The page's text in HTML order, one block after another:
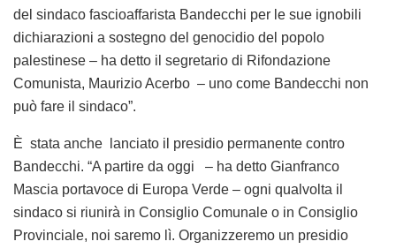
del sindaco fascioaffarista Bandecchi per le sue ignobili
dichiarazioni a sostegno del genocidio del popolo
palestinese – ha detto il segretario di Rifondazione
Comunista, Maurizio Acerbo – uno come Bandecchi non
può fare il sindaco”.
È stata anche lanciato il presidio permanente contro
Bandecchi. “A partire da oggi – ha detto Gianfranco
Mascia portavoce di Europa Verde – ogni qualvolta il
sindaco si riunirà in Consiglio Comunale o in Consiglio
Provinciale, noi saremo lì. Organizzeremo un presidio